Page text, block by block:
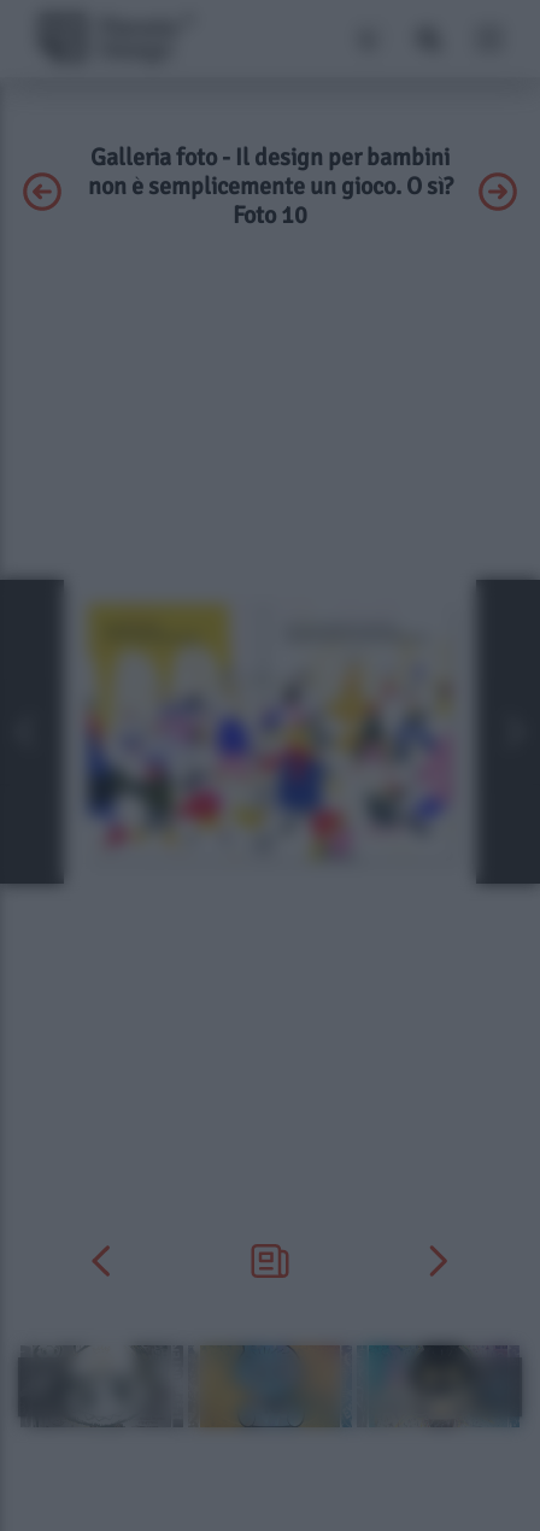
Galleria foto - Il design per bambini
non è semplicemente un gioco. O sì?
Foto 10